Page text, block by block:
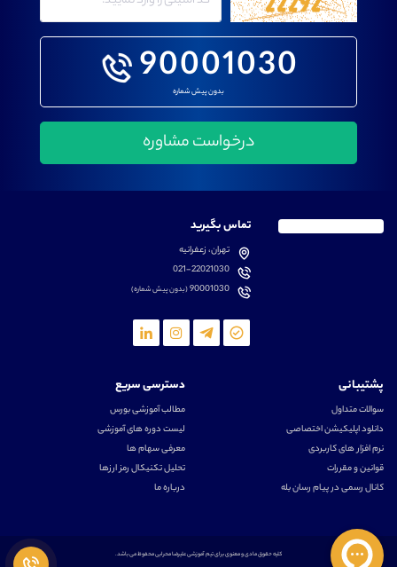
90001030
بدون پیش شماره
تماس بگیرید
تهران، زعفرانیه
021-22021030
90001030(بدون پیش شماره)
پشتیبانی
سوالات متداول
دانلود اپلیکیشن اختصاصی
نرم افزار های کاربردی
قوانین و مقررات
کانال رسمی در پیام رسان بله
دسترسی سریع
مطالب آموزشی بورس
لیست دوره های آموزشی
معرفی سهام ها
تحلیل تکنیکال رمز ارزها
درباره ما
کلیه حقوق مادی و معنوی برای تیم آموزشی علیرضا محرابی محفوظ می باشد.